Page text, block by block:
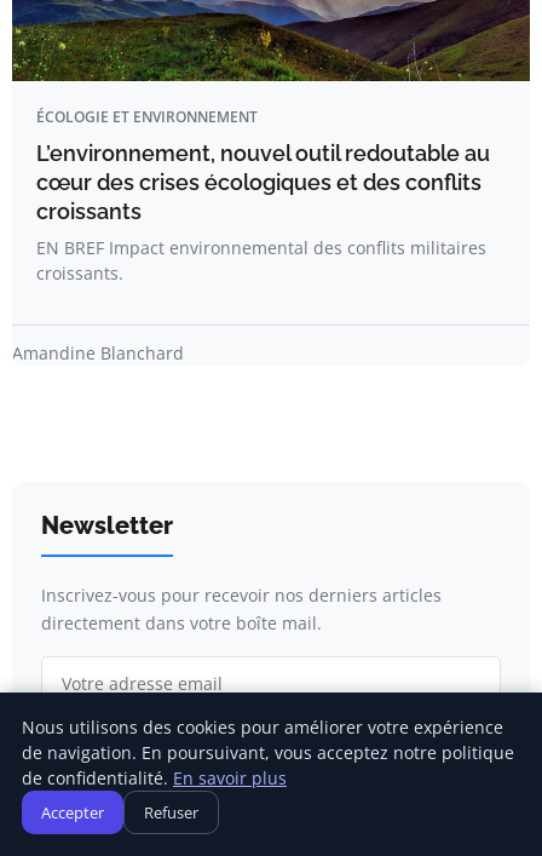
ÉCOLOGIE ET ENVIRONNEMENT
L’environnement, nouvel outil redoutable au
cœur des crises écologiques et des conflits
croissants
EN BREF Impact environnemental des conflits militaires
croissants.
Amandine Blanchard
Newsletter
Inscrivez-vous pour recevoir nos derniers articles
directement dans votre boîte mail.
S'inscrire
Nous utilisons des cookies pour améliorer votre expérience
de navigation. En poursuivant, vous acceptez notre politique
de confidentialité. En savoir plus
Accepter Refuser